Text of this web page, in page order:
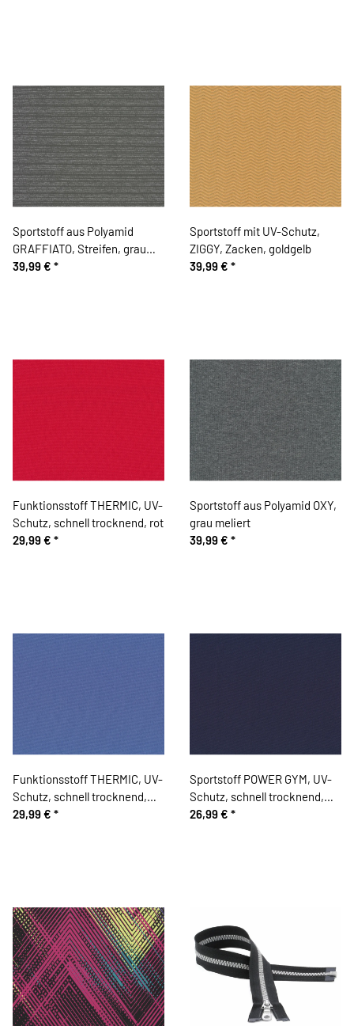
Sportstoff aus Polyamid
GRAFFIATO, Streifen, grau
meliert
39,99 € *
Sportstoff mit UV-Schutz,
ZIGGY, Zacken, goldgelb
39,99 € *
Funktionsstoff THERMIC, UV-
Schutz, schnell trocknend, rot
29,99 € *
Sportstoff aus Polyamid OXY,
grau meliert
39,99 € *
Funktionsstoff THERMIC, UV-
Schutz, schnell trocknend,
taubenblau
29,99 € *
Sportstoff POWER GYM, UV-
Schutz, schnell trocknend,
dunkelblau
26,99 € *